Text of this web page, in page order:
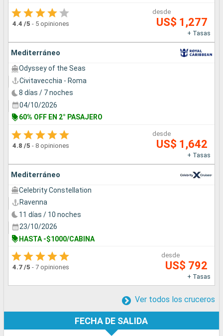
4.4 /5 - 5 opiniones
desde
US$ 1,277
+ Tasas
Mediterráneo
Odyssey of the Seas
Civitavecchia - Roma
8 días / 7 noches
04/10/2026
60% OFF EN 2° PASAJERO
4.8 /5 - 8 opiniones
desde
US$ 1,642
+ Tasas
Mediterráneo
Celebrity Constellation
Ravenna
11 días / 10 noches
23/10/2026
HASTA -$1000/CABINA
4.7 /5 - 7 opiniones
desde
US$ 792
+ Tasas
Ver todos los cruceros
FECHA DE SALIDA